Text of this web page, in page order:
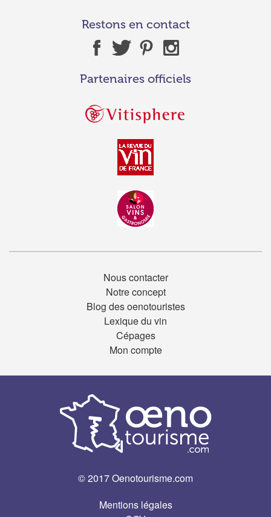
Restons en contact
Partenaires officiels
Nous contacter
Notre concept
Blog des oenotouristes
Lexique du vin
Cépages
Mon compte
© 2017 Oenotourisme.com
Mentions légales